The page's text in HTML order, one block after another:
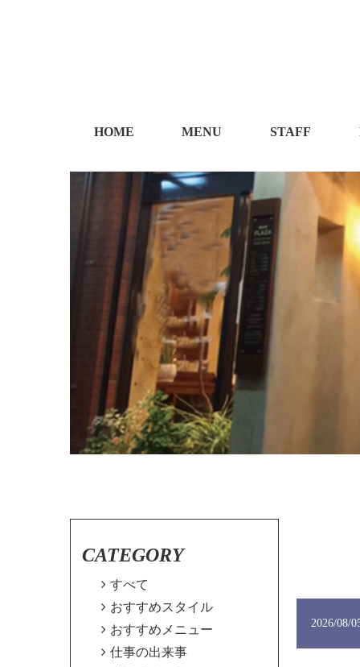
HOME MENU STAFF
2026/08/
CATEGORY
 すべて
 おすすめスタイル
 おすすめメニュー
 仕事の出来事